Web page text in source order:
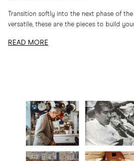
Transition softly into the next phase of
versatile, these are the pieces to build
READ MORE